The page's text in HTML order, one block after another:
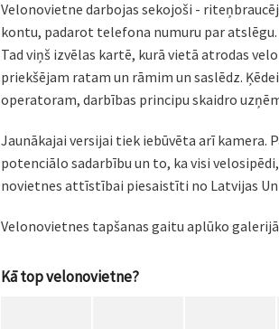
Velonovietne darbojas sekojoši -
kontu, padarot telefona numuru par
Tad viņš izvēlas kartē, kurā vietā atrodas
priekšējam ratam un rāmim un saslēdz.
operatoram, darbības principu skaidro
Jaunākajai versijai tiek iebūvēta arī kamera.
potenciālo sadarbību un to, ka visi
novietnes attīstībai piesaistīti no Latvijas
Velonovietnes tapšanas gaitu aplūko
Kā top velonovietne?